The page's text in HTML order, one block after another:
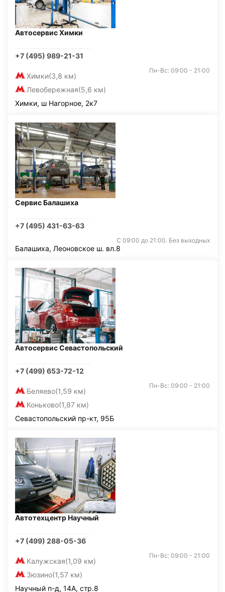
Автосервис Химки
+7 (495) 989-21-31
Химки(3,8 км)
Левобережная(5,6 км)
Пн-Вс: 09:00 - 21:00
Химки, ш Нагорное, 2к7
Сервис Балашиха
+7 (495) 431-63-63
С 09:00 до 21:00. Без выходных
Балашиха, Леоновское ш. вл.8
Автосервис Севастопольский
+7 (499) 653-72-12
Беляево(1,59 км)
Коньково(1,87 км)
Пн-Вс: 09:00 - 21:00
Севастопольский пр-кт, 95Б
Автотехцентр Научный
+7 (499) 288-05-36
Калужская(1,09 км)
Зюзино(1,57 км)
Пн-Вс: 09:00 - 21:00
Научный п-д, 14А, стр.8